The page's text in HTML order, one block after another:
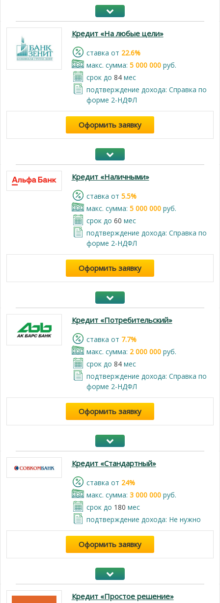
Кредит «На любые цели»
cтавка от 22.6%
макс. сумма: 5 000 000руб.
срок до 84мес
подтверждение дохода: Справка по
форме 2-НДФЛ
Оформить заявку
Кредит «Наличными»
cтавка от 5.5%
макс. сумма: 5 000 000руб.
срок до 60 мес
подтверждение дохода: Справка по
форме 2-НДФЛ
Оформить заявку
Кредит «Потребительский»
cтавка от 7.7%
макс. сумма: 2 000 000руб.
срок до 84мес
подтверждение дохода: Справка по
форме 2-НДФЛ
Оформить заявку
Кредит «Стандартный»
cтавка от 24%
макс. сумма: 3 000 000руб.
срок до 180 мес
подтверждение дохода: Не нужно
Оформить заявку
Кредит «Простое решение»